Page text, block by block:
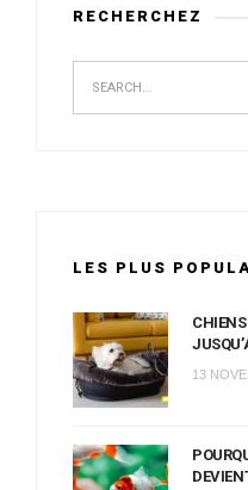
RECHERCHEZ
LES PLUS
CHIENS
13